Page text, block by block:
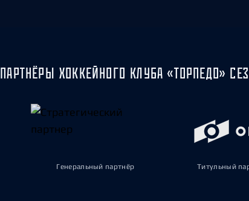
ПАРТНЁРЫ ХОККЕЙНОГО КЛУБА «ТОРПЕДО»
Генеральный партнёр Титульный